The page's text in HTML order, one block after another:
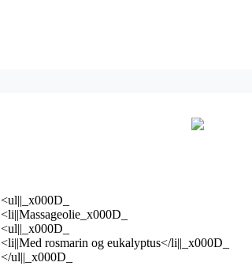
<ul||_x000D_
<li||Massageolie_x000D_
<ul||_x000D_
<li||Med rosmarin og eukalyptus</li||_x000D_
</ul||_x000D_